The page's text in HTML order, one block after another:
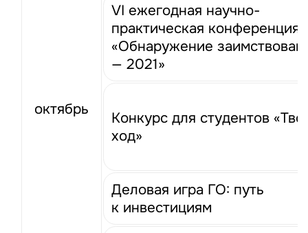
октябрь
VI ежегодная научно-
практическая конференция
«Обнаружение
— 2021»
Конкурс для студентов
ход»
Деловая игра ГО: путь
к инвестициям